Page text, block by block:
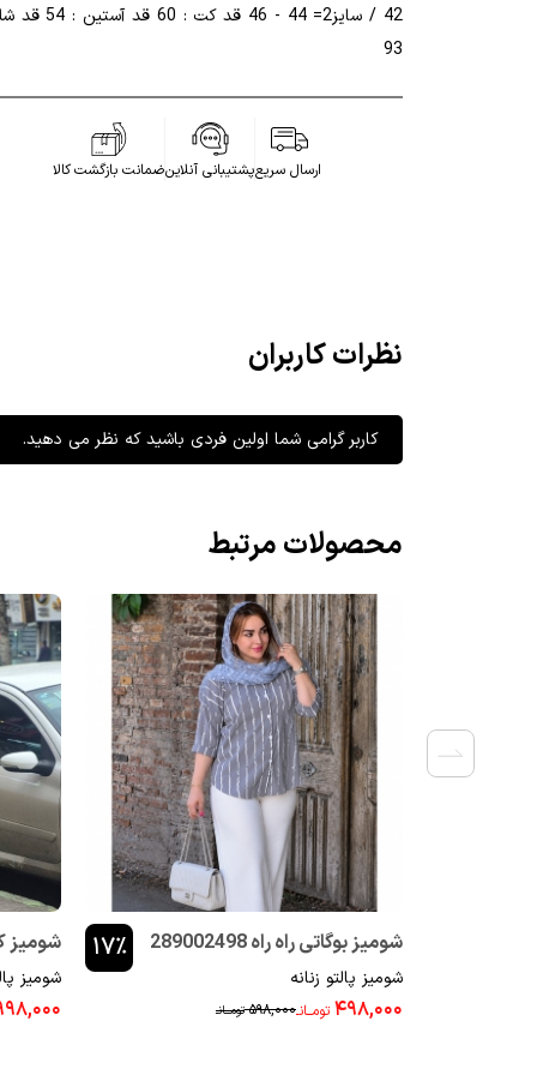
42 / سایز2= 44 - 46 قد کت : 60
93
ارسال سریعپشتیبانی آنلاینضمانت بازگشت کالا
نظرات کاربران
کاربر گرامی شما اولین فردی باشید که نظر می دهید.
محصولات مرتبط
شومیز بوگاتی راه راه 289002498
شومیز پالتو زنانه
۵۹۸,۰۰۰ تومــانـ ۴۹۸,۰۰۰ تومــانـ
۱۷٪ شومیز کوک
شومیز